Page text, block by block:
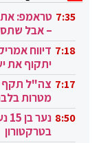
7:35 טראמפ:
– אבל
בעזה 7:18 דיווח
יתקוף את
בקטאר" 7:17 צה"ל תקף
מטרות
8:50
בטרקטורון